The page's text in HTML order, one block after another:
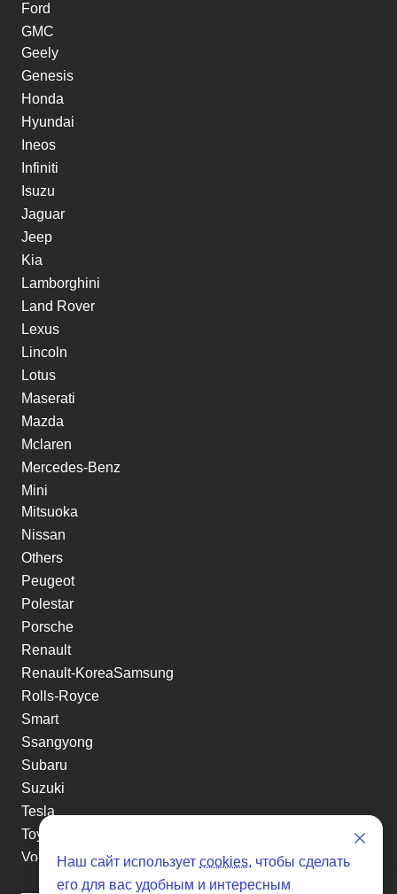
Ford
GMC
Geely
Genesis
Honda
Hyundai
Ineos
Infiniti
Isuzu
Jaguar
Jeep
Kia
Lamborghini
Land Rover
Lexus
Lincoln
Lotus
Maserati
Mazda
Mclaren
Mercedes-Benz
Mini
Mitsuoka
Nissan
Others
Peugeot
Polestar
Porsche
Renault
Renault-KoreaSamsung
Rolls-Royce
Smart
Ssangyong
Subaru
Suzuki
Tesla
Toyota
VolkswagenНаш сайт использует cookies, чтобы сделать
его для вас удобным и интересным